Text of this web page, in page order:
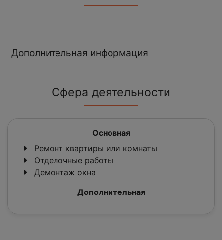
Дополнительная информация
Сфера деятельности
Основная
Ремонт квартиры или комнаты
Отделочные работы
Демонтаж окна
Дополнительная